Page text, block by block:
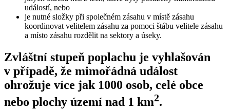
událostí, nebo
je nutné složky při společném zásahu v místě zásahu
koordinovat velitelem zásahu za pomoci štábu velitele zásahu
a místo zásahu rozdělit na sektory a úseky.
Zvláštní stupeň poplachu je vyhlašován
v případě, že mimořádná událost
ohrožuje více jak 1000 osob, celé obce
nebo plochy území nad 1 km2.